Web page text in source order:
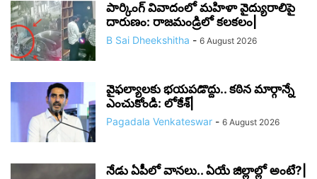
పార్కింగ్ వివాదంలో మహిళా వైద్యురాలిపై
దారుణం: రాజమండ్రిలో కలకలం|
B Sai Dheekshitha - 6 August 2026
వైఫల్యాలకు భయపడొద్దు.. కఠిన మార్గాన్నే
ఎంచుకోండి: లోకేశ్|
Pagadala Venkateswar - 6 August 2026
నేడు ఏపీలో వానలు.. ఏయే జిల్లాల్లో అంటే?|